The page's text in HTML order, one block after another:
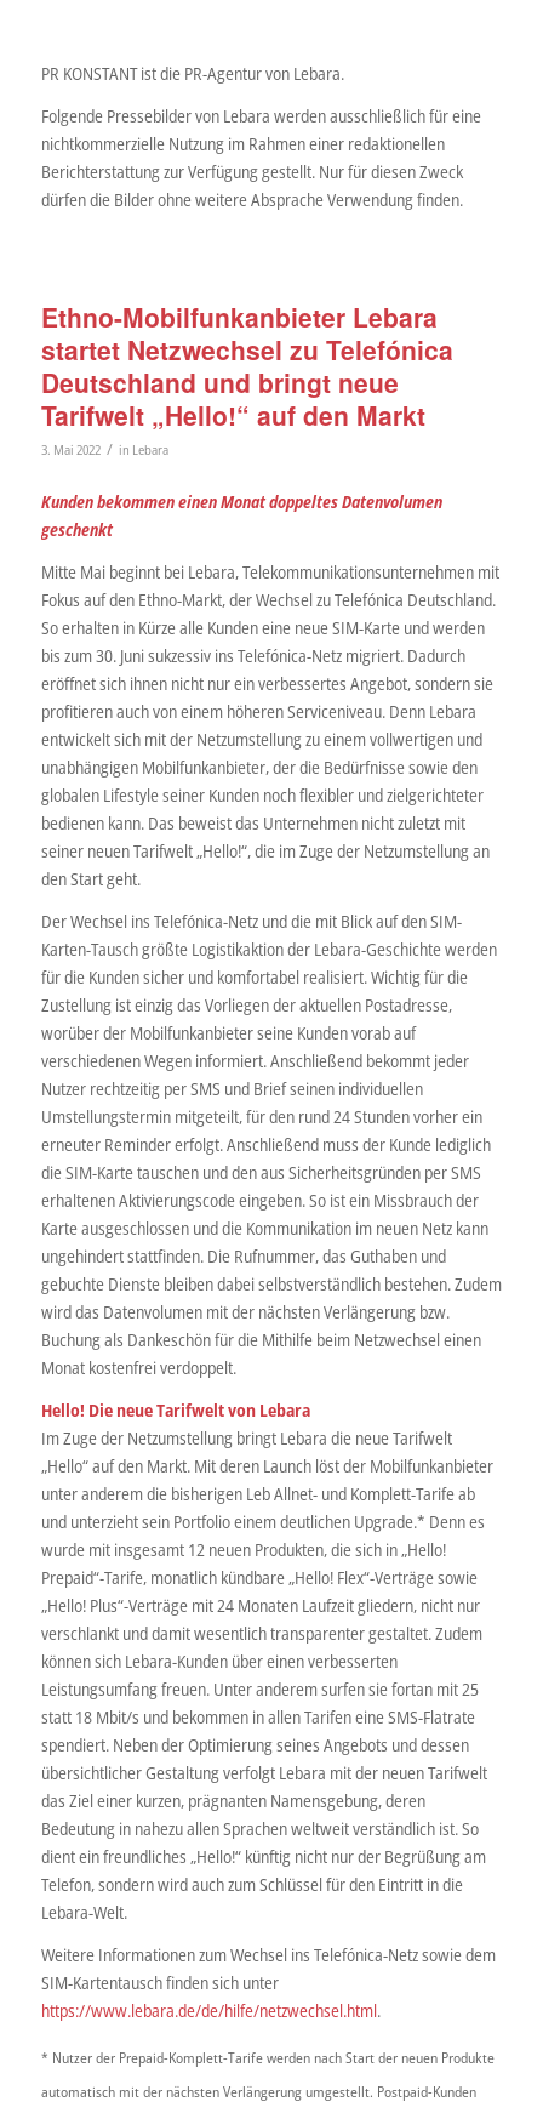
PR KONSTANT ist die PR-Agentur von Lebara.
Folgende Pressebilder von Lebara werden ausschließlich für eine
nichtkommerzielle Nutzung im Rahmen einer redaktionellen
Berichterstattung zur Verfügung gestellt. Nur für diesen Zweck
dürfen die Bilder ohne weitere Absprache Verwendung finden.
Ethno-Mobilfunkanbieter Lebara
startet Netzwechsel zu Telefónica
Deutschland und bringt neue
Tarifwelt „Hello!“ auf den Markt
3. Mai 2022 / in Lebara
Kunden bekommen einen Monat doppeltes Datenvolumen
geschenkt
Mitte Mai beginnt bei Lebara, Telekommunikationsunternehmen mit
Fokus auf den Ethno-Markt, der Wechsel zu Telefónica Deutschland.
So erhalten in Kürze alle Kunden eine neue SIM-Karte und werden
bis zum 30. Juni sukzessiv ins Telefónica-Netz migriert. Dadurch
eröffnet sich ihnen nicht nur ein verbessertes Angebot, sondern sie
profitieren auch von einem höheren Serviceniveau. Denn Lebara
entwickelt sich mit der Netzumstellung zu einem vollwertigen und
unabhängigen Mobilfunkanbieter, der die Bedürfnisse sowie den
globalen Lifestyle seiner Kunden noch flexibler und zielgerichteter
bedienen kann. Das beweist das Unternehmen nicht zuletzt mit
seiner neuen Tarifwelt „Hello!“, die im Zuge der Netzumstellung an
den Start geht.
Der Wechsel ins Telefónica-Netz und die mit Blick auf den SIM-
Karten-Tausch größte Logistikaktion der Lebara-Geschichte werden
für die Kunden sicher und komfortabel realisiert. Wichtig für die
Zustellung ist einzig das Vorliegen der aktuellen Postadresse,
worüber der Mobilfunkanbieter seine Kunden vorab auf
verschiedenen Wegen informiert. Anschließend bekommt jeder
Nutzer rechtzeitig per SMS und Brief seinen individuellen
Umstellungstermin mitgeteilt, für den rund 24 Stunden vorher ein
erneuter Reminder erfolgt. Anschließend muss der Kunde lediglich
die SIM-Karte tauschen und den aus Sicherheitsgründen per SMS
erhaltenen Aktivierungscode eingeben. So ist ein Missbrauch der
Karte ausgeschlossen und die Kommunikation im neuen Netz kann
ungehindert stattfinden. Die Rufnummer, das Guthaben und
gebuchte Dienste bleiben dabei selbstverständlich bestehen. Zudem
wird das Datenvolumen mit der nächsten Verlängerung bzw.
Buchung als Dankeschön für die Mithilfe beim Netzwechsel einen
Monat kostenfrei verdoppelt.
Hello! Die neue Tarifwelt von Lebara
Im Zuge der Netzumstellung bringt Lebara die neue Tarifwelt
„Hello“ auf den Markt. Mit deren Launch löst der Mobilfunkanbieter
unter anderem die bisherigen Leb Allnet- und Komplett-Tarife ab
und unterzieht sein Portfolio einem deutlichen Upgrade.* Denn es
wurde mit insgesamt 12 neuen Produkten, die sich in „Hello!
Prepaid“-Tarife, monatlich kündbare „Hello! Flex“-Verträge sowie
„Hello! Plus“-Verträge mit 24 Monaten Laufzeit gliedern, nicht nur
verschlankt und damit wesentlich transparenter gestaltet. Zudem
können sich Lebara-Kunden über einen verbesserten
Leistungsumfang freuen. Unter anderem surfen sie fortan mit 25
statt 18 Mbit/s und bekommen in allen Tarifen eine SMS-Flatrate
spendiert. Neben der Optimierung seines Angebots und dessen
übersichtlicher Gestaltung verfolgt Lebara mit der neuen Tarifwelt
das Ziel einer kurzen, prägnanten Namensgebung, deren
Bedeutung in nahezu allen Sprachen weltweit verständlich ist. So
dient ein freundliches „Hello!“ künftig nicht nur der Begrüßung am
Telefon, sondern wird auch zum Schlüssel für den Eintritt in die
Lebara-Welt.
Weitere Informationen zum Wechsel ins Telefónica-Netz sowie dem
SIM-Kartentausch finden sich unter
https://www.lebara.de/de/hilfe/netzwechsel.html.
* Nutzer der Prepaid-Komplett-Tarife werden nach Start der neuen Produkte
automatisch mit der nächsten Verlängerung umgestellt. Postpaid-Kunden